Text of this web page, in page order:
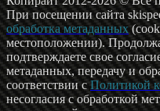
При посещении сайта
обработка метаданных
местоположении).
подтверждаете свое
метаданных, передачу и
соответствии сПолитикой
несогласия с обработкой